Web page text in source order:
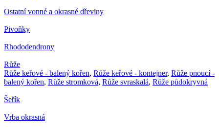
Ostatní vonné a okrasné dřeviny
Pivoňky
Rhododendrony
Růže
Růže keřové - balený kořen, Růže keřové - kontejner, Růže pnoucí -
balený kořen, Růže stromková, Růže svraskalá, Růže půdokryvná
Šeřík
Vrba okrasná